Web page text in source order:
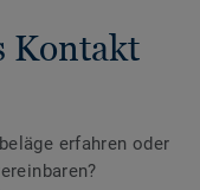
Kontakt
erfahren oder